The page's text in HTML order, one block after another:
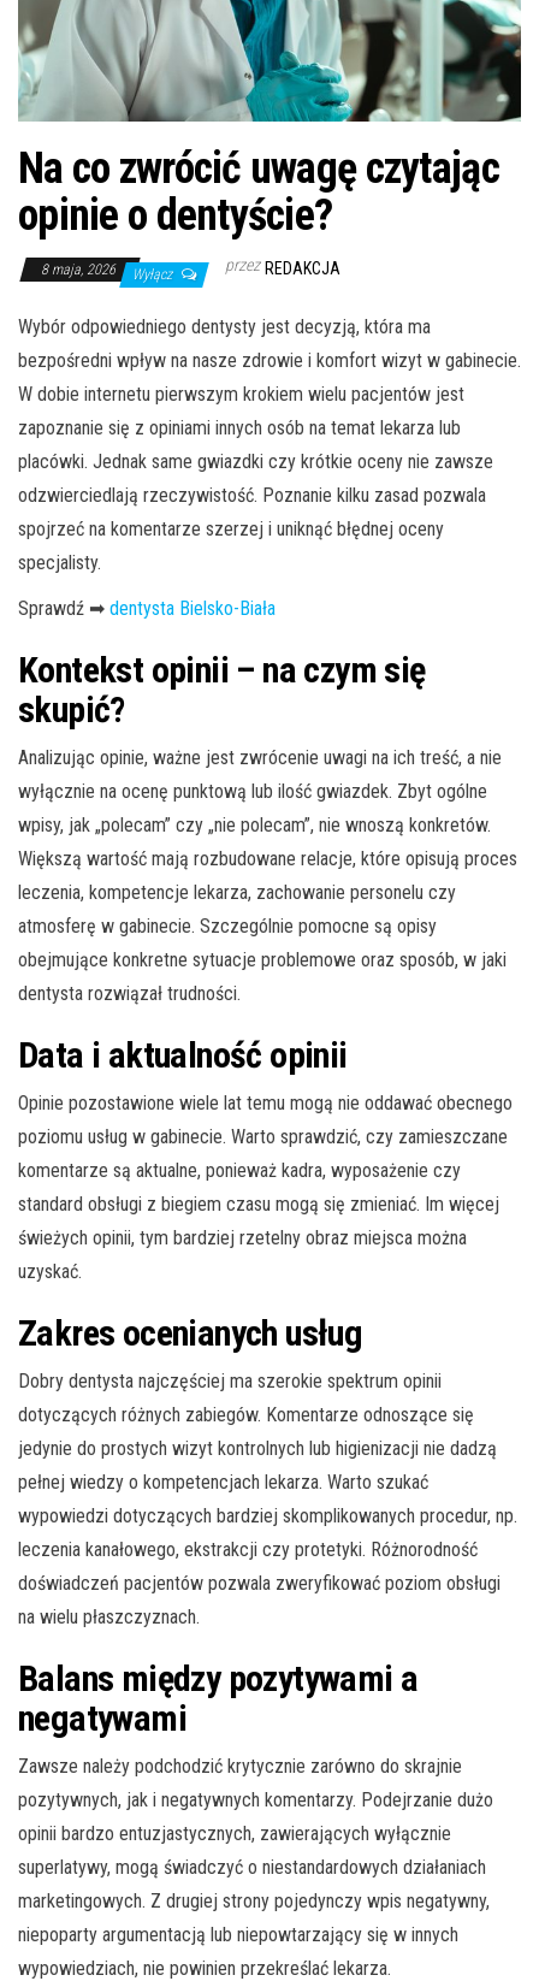
Na co zwrócić uwagę czytając
opinie o dentyście?
8 maja, 2026 Wyłącz przez REDAKCJA
Wybór odpowiedniego dentysty jest decyzją, która ma
bezpośredni wpływ na nasze zdrowie i komfort wizyt w gabinecie.
W dobie internetu pierwszym krokiem wielu pacjentów jest
zapoznanie się z opiniami innych osób na temat lekarza lub
placówki. Jednak same gwiazdki czy krótkie oceny nie zawsze
odzwierciedlają rzeczywistość. Poznanie kilku zasad pozwala
spojrzeć na komentarze szerzej i uniknąć błędnej oceny
specjalisty.
Sprawdź ➡ dentysta Bielsko-Biała
Kontekst opinii – na czym się
skupić?
Analizując opinie, ważne jest zwrócenie uwagi na ich treść, a nie
wyłącznie na ocenę punktową lub ilość gwiazdek. Zbyt ogólne
wpisy, jak „polecam” czy „nie polecam”, nie wnoszą konkretów.
Większą wartość mają rozbudowane relacje, które opisują proces
leczenia, kompetencje lekarza, zachowanie personelu czy
atmosferę w gabinecie. Szczególnie pomocne są opisy
obejmujące konkretne sytuacje problemowe oraz sposób, w jaki
dentysta rozwiązał trudności.
Data i aktualność opinii
Opinie pozostawione wiele lat temu mogą nie oddawać obecnego
poziomu usług w gabinecie. Warto sprawdzić, czy zamieszczane
komentarze są aktualne, ponieważ kadra, wyposażenie czy
standard obsługi z biegiem czasu mogą się zmieniać. Im więcej
świeżych opinii, tym bardziej rzetelny obraz miejsca można
uzyskać.
Zakres ocenianych usług
Dobry dentysta najczęściej ma szerokie spektrum opinii
dotyczących różnych zabiegów. Komentarze odnoszące się
jedynie do prostych wizyt kontrolnych lub higienizacji nie dadzą
pełnej wiedzy o kompetencjach lekarza. Warto szukać
wypowiedzi dotyczących bardziej skomplikowanych procedur, np.
leczenia kanałowego, ekstrakcji czy protetyki. Różnorodność
doświadczeń pacjentów pozwala zweryfikować poziom obsługi
na wielu płaszczyznach.
Balans między pozytywami a
negatywami
Zawsze należy podchodzić krytycznie zarówno do skrajnie
pozytywnych, jak i negatywnych komentarzy. Podejrzanie dużo
opinii bardzo entuzjastycznych, zawierających wyłącznie
superlatywy, mogą świadczyć o niestandardowych działaniach
marketingowych. Z drugiej strony pojedynczy wpis negatywny,
niepoparty argumentacją lub niepowtarzający się w innych
wypowiedziach, nie powinien przekreślać lekarza.